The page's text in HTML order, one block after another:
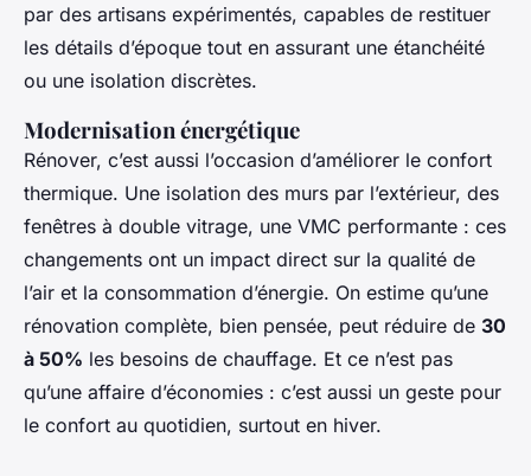
par des artisans expérimentés, capables de restituer
les détails d’époque tout en assurant une étanchéité
ou une isolation discrètes.
Modernisation énergétique
Rénover, c’est aussi l’occasion d’améliorer le confort
thermique. Une isolation des murs par l’extérieur, des
fenêtres à double vitrage, une VMC performante : ces
changements ont un impact direct sur la qualité de
l’air et la consommation d’énergie. On estime qu’une
rénovation complète, bien pensée, peut réduire de 30
à 50% les besoins de chauffage. Et ce n’est pas
qu’une affaire d’économies : c’est aussi un geste pour
le confort au quotidien, surtout en hiver.